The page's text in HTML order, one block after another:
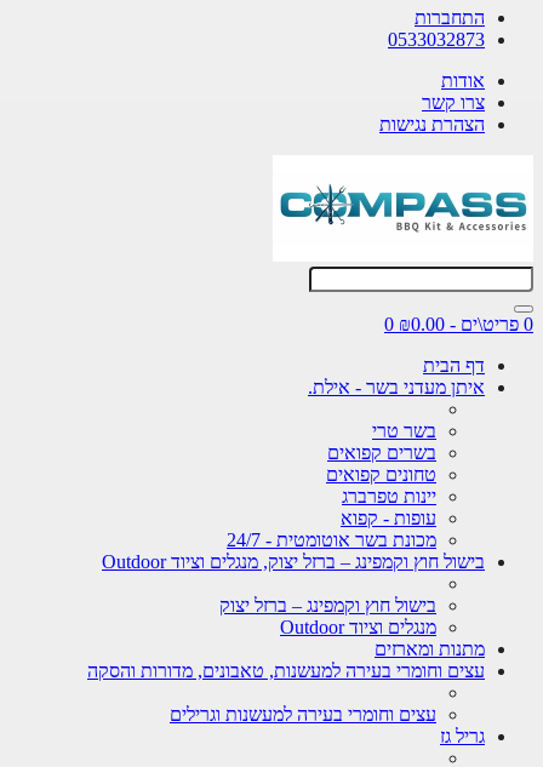
התחברות
0533032873
אודות
צרו קשר
הצהרת נגישות
0
דף הבית
איתן מעדני בשר - אילת.
בשר טרי
בשרים קפואים
טחונים קפואים
יינות טפרברג
עופות - קפוא
מכונת בשר אוטומטית - 24/7
בישול חוץ וקמפינג – ברזל יצוק, מנגלים וציוד Outdoor
בישול חוץ וקמפינג – ברזל יצוק
מנגלים וציוד Outdoor
מתנות ומארזים
עצים וחומרי בעירה למעשנות, טאבונים, מדורות והסקה
עצים וחומרי בעירה למעשנות וגרילים
גריל גז